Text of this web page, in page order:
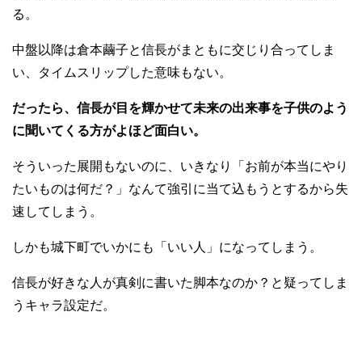
る。
中盤以降は倉本繭子と信長がまともに交じり合ってしま
い、タイムスリップした意味もない。
だったら、信長が目を輝かせて未来の出来事を子供のよう
に聞いてくる方がよほど面白い。
そういった展開もないのに、いきなり「お前が本当にやり
たいものは何だ？」なんて強引に当て込もうとするから失
速してしまう。
しかも城下町でいかにも「いい人」になってしまう。
信長が好きな人が真剣に書いた脚本なのか？と疑ってしま
うキャラ設定だ。